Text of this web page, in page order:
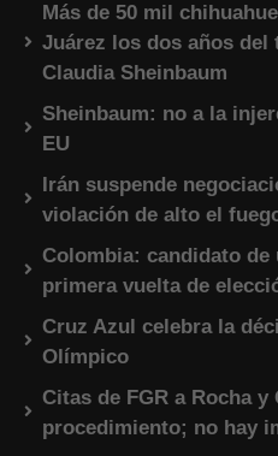
Más de 50 mil
Juárez los dos años
Claudia Sheinbaum
Sheinbaum: no a la
EU
Irán suspende
violación de alto el
Colombia: candidato de
primera vuelta de
Cruz Azul celebra la
Olímpico
Citas de FGR a Rocha
procedimiento; no hay